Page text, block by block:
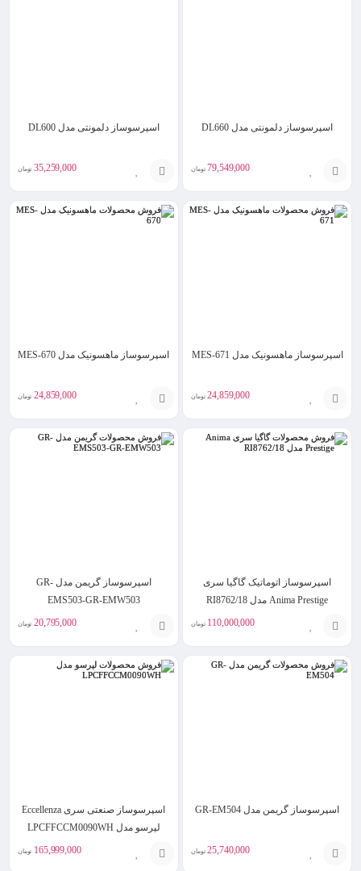
اسپرسوساز دلمونتی مدل DL660
79,549,000 تومان
به
اسپرسوساز دلمونتی مدل DL600
35,259,000 تومان
به
اسپرسوساز ماهسونیک مدل MES-671
24,859,000 تومان
به
اسپرسوساز ماهسونیک مدل MES-670
24,859,000 تومان
به
اسپرسوساز اتوماتیک گاگیا سری
Anima Prestige مدل RI8762/18
110,000,000 تومان
به
اسپرسوساز گریمن مدل GR-
EMS503-GR-EMW503
20,795,000 تومان
به
اسپرسوساز گریمن مدل GR-EM504
25,740,000 تومان
اسپرسوساز صنعتی سری Eccellenza
لپرسو مدل LPCFFCCM0090WH
165,999,000 تومان